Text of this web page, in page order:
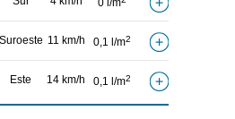
0 l/m
Suroeste 11 km/h 0,1 l/m2
Este 14 km/h 0,1 l/m2